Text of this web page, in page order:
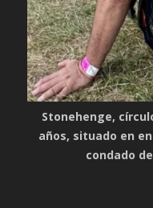
Stonehenge,
años, situado en
condado